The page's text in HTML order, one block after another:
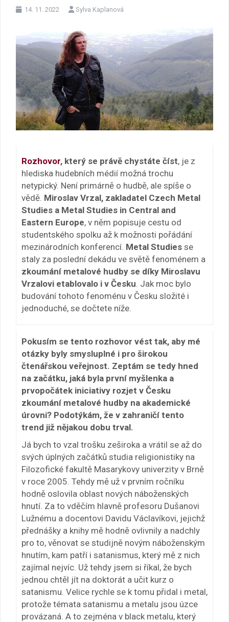
14. 11. 2022 Sylva Kaplanová
Rozhovor, který se právě chystáte číst, je z
hlediska hudebních médií možná trochu
netypický. Není primárně o hudbě, ale spíše o
vědě. Miroslav Vrzal, zakladatel Czech Metal
Studies a Metal Studies in Central and
Eastern Europe, v něm popisuje cestu od
studentského spolku až k možnosti pořádání
mezinárodních konferencí. Metal Studies se
staly za poslední dekádu ve světě fenoménem a
zkoumání metalové hudby se díky Miroslavu
Vrzalovi etablovalo i v Česku . Jak moc bylo
budování tohoto fenoménu v Česku složité i
jednoduché, se dočtete níže.
Pokusím se tento rozhovor vést tak, aby mé
otázky byly smysluplné i pro širokou
čtenářskou veřejnost. Zeptám se tedy hned
na začátku, jaká byla první myšlenka a
prvopočátek iniciativy rozjet v Česku
zkoumání metalové hudby na akademické
úrovni? Podotýkám, že v zahraničí tento
trend již nějakou dobu trval.
Já bych to vzal trošku zeširoka a vrátil se až do
svých úplných začátků studia religionistiky na
Filozofické fakultě Masarykovy univerzity v Brně
v roce 2005. Tehdy mě už v prvním ročníku
hodně oslovila oblast nových náboženských
hnutí. Za to vděčím hlavně profesoru Dušanovi
Lužnému a docentovi Davidu Václavíkovi, jejichž
přednášky a knihy mě hodně ovlivnily a nadchly
pro to, věnovat se studijně novým náboženským
hnutím, kam patří i satanismus, který mě z nich
zajímal nejvíc. Už tehdy jsem si říkal, že bych
jednou chtěl jít na doktorát a učit kurz o
satanismu. Velice rychle se k tomu přidal i metal,
protože témata satanismu a metalu jsou úzce
provázaná. A to zejména v black metalu, který